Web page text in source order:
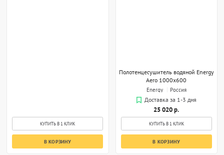
КУПИТЬ В 1 КЛИК
В КОРЗИНУ
Полотенцесушитель водяной Energy
Aero 1000x600
Energy
Россия
Доставка за 1-3 дня
25 020 р.
КУПИТЬ В 1 КЛИК
В КОРЗИНУ